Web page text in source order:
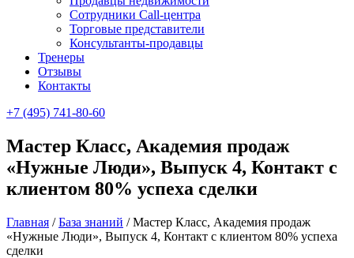
Сотрудники Call-центра
Торговые представители
Консультанты-продавцы
Тренеры
Отзывы
Контакты
+7 (495) 741-80-60
Мастер Класс, Академия продаж
«Нужные Люди», Выпуск 4, Контакт с
клиентом 80% успеха сделки
Главная /База знаний /Мастер Класс, Академия продаж
«Нужные Люди», Выпуск 4, Контакт с клиентом 80% успеха
сделки